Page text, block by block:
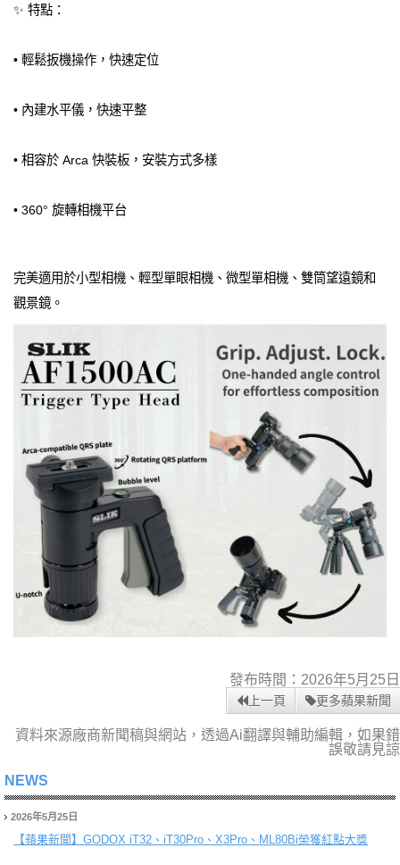
✨ 特點：
• 輕鬆扳機操作，快速定位
• 內建水平儀，快速平整
• 相容於 Arca 快裝板，安裝方式多樣
• 360° 旋轉相機平台
完美適用於小型相機、輕型單眼相機、微型單相機、雙筒望遠鏡和
觀景鏡。
發布時間：2026年5月25日
上一頁 更多蘋果新聞
資料來源廠商新聞稿與網站，透過Ai翻譯與輔助編輯，如果錯
誤敬請見諒
NEWS
2026年5月25日
【蘋果新聞】 GODOX iT32、iT30Pro、X3Pro、ML80Bi榮獲紅點大獎